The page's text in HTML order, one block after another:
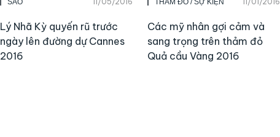
Lý Nhã Kỳ quyến rũ trước
ngày lên đường dự Cannes
2016
Các mỹ nhân gợi cảm và
sang trọng trên thảm đỏ
Quả cầu Vàng 2016